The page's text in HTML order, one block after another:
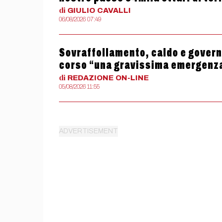
di GIULIO CAVALLI
06/08/2026 07:49
Sovraffollamento, caldo e
corso “una gravissima
di REDAZIONE ON-LINE
05/08/2026 11:55